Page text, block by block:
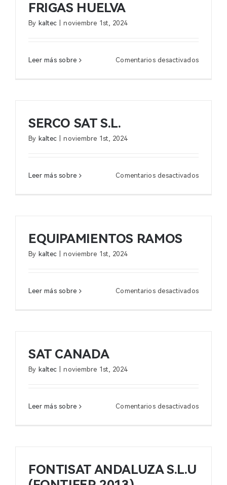
FRIGAS HUELVA
By kaltec noviembre 1st, 2024
Leer más sobre Comentarios desactivadosen
SERCO SAT S.L.
By kaltec noviembre 1st, 2024
Leer más sobre Comentarios desactivadosen
EQUIPAMIENTOS RAMOS
By kaltec noviembre 1st, 2024
Leer más sobre Comentarios desactivadosen
SAT CANADA
By kaltec noviembre 1st, 2024
Leer más sobre Comentarios desactivadosen
FONTISAT ANDALUZA S.L.U